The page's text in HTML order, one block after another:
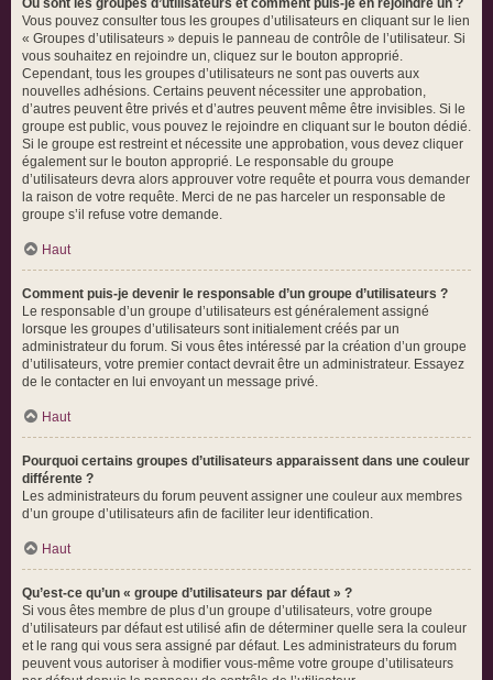
Où sont les groupes d’utilisateurs et comment puis-je en rejoindre un ?
Vous pouvez consulter tous les groupes d’utilisateurs en cliquant sur le lien
« Groupes d’utilisateurs » depuis le panneau de contrôle de l’utilisateur. Si
vous souhaitez en rejoindre un, cliquez sur le bouton approprié.
Cependant, tous les groupes d’utilisateurs ne sont pas ouverts aux
nouvelles adhésions. Certains peuvent nécessiter une approbation,
d’autres peuvent être privés et d’autres peuvent même être invisibles. Si le
groupe est public, vous pouvez le rejoindre en cliquant sur le bouton dédié.
Si le groupe est restreint et nécessite une approbation, vous devez cliquer
également sur le bouton approprié. Le responsable du groupe
d’utilisateurs devra alors approuver votre requête et pourra vous demander
la raison de votre requête. Merci de ne pas harceler un responsable de
groupe s’il refuse votre demande.
Haut
Comment puis-je devenir le responsable d’un groupe d’utilisateurs ?
Le responsable d’un groupe d’utilisateurs est généralement assigné
lorsque les groupes d’utilisateurs sont initialement créés par un
administrateur du forum. Si vous êtes intéressé par la création d’un groupe
d’utilisateurs, votre premier contact devrait être un administrateur. Essayez
de le contacter en lui envoyant un message privé.
Haut
Pourquoi certains groupes d’utilisateurs apparaissent dans une couleur
différente ?
Les administrateurs du forum peuvent assigner une couleur aux membres
d’un groupe d’utilisateurs afin de faciliter leur identification.
Haut
Qu’est-ce qu’un « groupe d’utilisateurs par défaut » ?
Si vous êtes membre de plus d’un groupe d’utilisateurs, votre groupe
d’utilisateurs par défaut est utilisé afin de déterminer quelle sera la couleur
et le rang qui vous sera assigné par défaut. Les administrateurs du forum
peuvent vous autoriser à modifier vous-même votre groupe d’utilisateurs